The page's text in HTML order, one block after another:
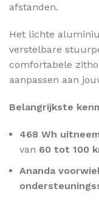
afstanden.
Het lichte
verstelbare
comfortabele
aanpassen aan
Belangrijkste
468 Wh
van 60 tot 100
Ananda